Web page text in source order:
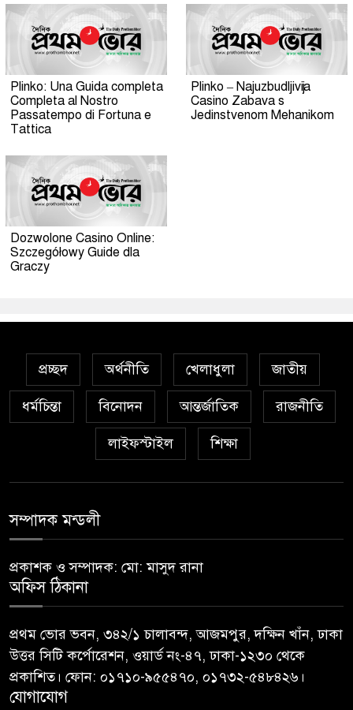
Plinko: Una Guida completa
Completa al Nostro
Passatempo di Fortuna e
Tattica
Plinko – Najuzbudljivija
Casino Zabava s
Jedinstvenom Mehanikom
Dozwolone Casino Online:
Szczegółowy Guide dla
Graczy
প্রচ্ছদ অর্থনীতি খেলাধুলা জাতীয়
ধর্মচিন্তা বিনোদন আন্তর্জাতিক রাজনীতি
লাইফস্টাইল শিক্ষা
সম্পাদক মন্ডলী
প্রকাশক ও সম্পাদক: মো: মাসুদ রানা
অফিস ঠিকানা
প্রথম ভোর ভবন, ৩৪২/১ চালাবন্দ, আজমপুর, দক্ষিন খাঁন, ঢাকা
উত্তর সিটি কর্পোরেশন, ওয়ার্ড নং-৪৭, ঢাকা-১২৩০ থেকে
প্রকাশিত। ফোন: ০১৭১০-৯৫৫৪৭০, ০১৭৩২-৫৪৮৪২৬।
যোগাযোগ